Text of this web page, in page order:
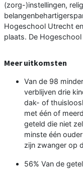
(zorg-)instellingen,
Hogeschool Utrecht
plaats. De
Meer uitkomsten
Van de 98
verblijven drie
dak- of
met één of
geteld die niet
minste één
zijn zwanger op
56% Van de